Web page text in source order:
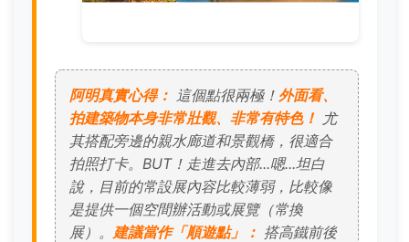
阿明真實心得： 這個點很兩極！ 外面看、
拍建築物本身非常壯觀、非常有特色！ 尤
其搭配旁邊的親水廊道和景觀橋，很適合
拍照打卡。BUT！走進去內部...嗯...坦白
說，目前的常設展內容比較薄弱，比較像
是提供一個空間辦活動或展覽（常換
展）。 建議當作「順遊點」： 搭高鐵前後